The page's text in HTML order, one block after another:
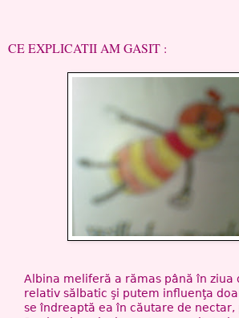
CE EXPLICATII AM GASIT :
Albina meliferă a rămas până în ziua
relativ sălbatic şi putem influenţa
se îndreaptă ea în căutare de nectar,